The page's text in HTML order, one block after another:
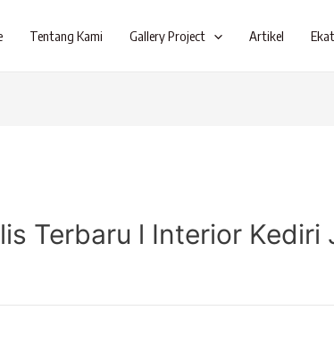
Tentang Kami Gallery Project Artikel
Terbaru l Interior Kediri